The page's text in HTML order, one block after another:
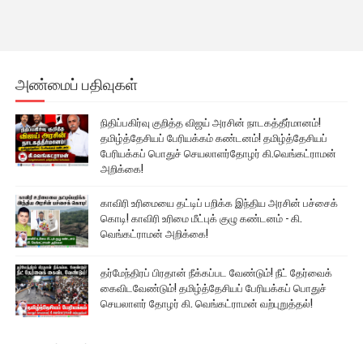
அண்மைப் பதிவுகள்
நிதிப்பகிர்வு குறித்த விஜய் அரசின் நாடகத்தீர்மானம்!
தமிழ்த்தேசியப் பேரியக்கம் கண்டனம்! தமிழ்த்தேசியப்
பேரியக்கப் பொதுச் செயலாளர்தோழர் கி.வெங்கட்ராமன்
அறிக்கை!
காவிரி உரிமையை தட்டிப் பறிக்க இந்திய அரசின் பச்சைக்
கொடி! காவிரி உரிமை மீட்புக் குழு கண்டனம் - கி.
வெங்கட்ராமன் அறிக்கை!
தர்மேந்திரப் பிரதான் நீக்கப்பட வேண்டும்! நீட் தேர்வைக்
கைவிடவேண்டும்! தமிழ்த்தேசியப் பேரியக்கப் பொதுச்
செயலாளர் தோழர் கி. வெங்கட்ராமன் வற்புறுத்தல்!